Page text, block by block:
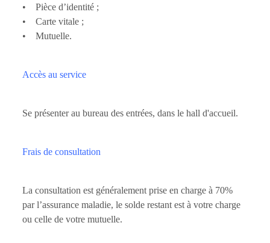
• Pièce d’identité ;
• Carte vitale ;
• Mutuelle.
Accès au service
Se présenter au bureau des entrées, dans le hall d'accueil.
Frais de consultation
La consultation est généralement prise en charge à 70%
par l’assurance maladie, le solde restant est à votre charge
ou celle de votre mutuelle.